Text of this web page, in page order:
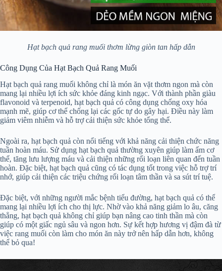
Hạt bạch quả rang muối thơm lừng giòn tan hấp dẫn
Công Dụng Của Hạt Bạch Quả Rang Muối
Hạt bạch quả rang muối không chỉ là món ăn vặt thơm ngon mà còn
mang lại nhiều lợi ích sức khỏe đáng kinh ngạc. Với thành phần giàu
flavonoid và terpenoid, hạt bạch quả có công dụng chống oxy hóa
mạnh mẽ, giúp cơ thể chống lại các gốc tự do gây hại. Điều này làm
giảm viêm nhiễm và hỗ trợ cải thiện sức khỏe tổng thể.
Ngoài ra, hạt bạch quả còn nổi tiếng với khả năng cải thiện chức năng
tuần hoàn máu. Sử dụng hạt bạch quả thường xuyên giúp làm ấm cơ
thể, tăng lưu lượng máu và cải thiện những rối loạn liên quan đến tuần
hoàn. Đặc biệt, hạt bạch quả cũng có tác dụng tốt trong việc hỗ trợ trí
nhớ, giúp cải thiện các triệu chứng rối loạn tâm thần và sa sút trí tuệ.
Đặc biệt, với những người mắc bệnh tiểu đường, hạt bạch quả có thể
mang lại nhiều lợi ích cho thị lực. Nhờ vào khả năng giảm lo âu, căng
thẳng, hạt bạch quả không chỉ giúp bạn nâng cao tinh thần mà còn
giúp có một giấc ngủ sâu và ngon hơn. Sự kết hợp hương vị đậm đà từ
việc rang muối còn làm cho món ăn này trở nên hấp dẫn hơn, không
thể bỏ qua!